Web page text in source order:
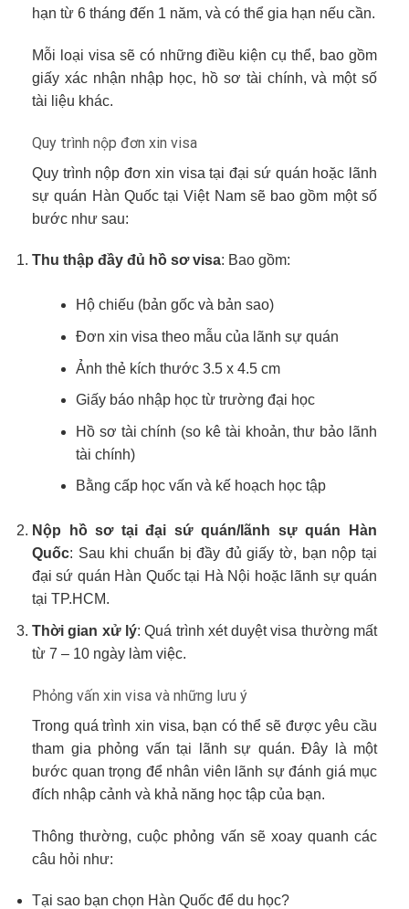
hạn từ 6 tháng đến 1 năm, và có thể gia hạn nếu cần.
Mỗi loại visa sẽ có những điều kiện cụ thể, bao gồm
giấy xác nhận nhập học, hồ sơ tài chính, và một số
tài liệu khác.
Quy trình nộp đơn xin visa
Quy trình nộp đơn xin visa tại đại sứ quán hoặc lãnh
sự quán Hàn Quốc tại Việt Nam sẽ bao gồm một số
bước như sau:
Thu thập đầy đủ hồ sơ visa: Bao gồm:
Hộ chiếu (bản gốc và bản sao)
Đơn xin visa theo mẫu của lãnh sự quán
Ảnh thẻ kích thước 3.5 x 4.5 cm
Giấy báo nhập học từ trường đại học
Hồ sơ tài chính (so kê tài khoản, thư bảo lãnh
tài chính)
Bằng cấp học vấn và kế hoạch học tập
Nộp hồ sơ tại đại sứ quán/lãnh sự quán Hàn
Quốc: Sau khi chuẩn bị đầy đủ giấy tờ, bạn nộp tại
đại sứ quán Hàn Quốc tại Hà Nội hoặc lãnh sự quán
tại TP.HCM.
Thời gian xử lý: Quá trình xét duyệt visa thường mất
từ 7 – 10 ngày làm việc.
Phỏng vấn xin visa và những lưu ý
Trong quá trình xin visa, bạn có thể sẽ được yêu cầu
tham gia phỏng vấn tại lãnh sự quán. Đây là một
bước quan trọng để nhân viên lãnh sự đánh giá mục
đích nhập cảnh và khả năng học tập của bạn.
Thông thường, cuộc phỏng vấn sẽ xoay quanh các
câu hỏi như:
Tại sao bạn chọn Hàn Quốc để du học?